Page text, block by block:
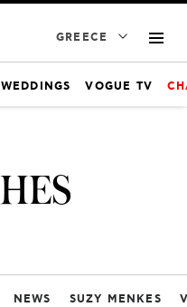
GREECE
WEDDINGS VOGUE TV
NEWS SUZY MENKES